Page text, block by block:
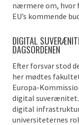
nærmere om, hvor
EU’s kommende
DIGITAL
DAGSORDENEN
Efter forsvar stod
her mødtes
Europa-
digital
digital
universiteternes